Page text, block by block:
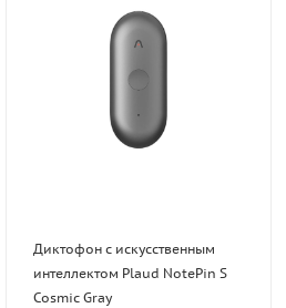
Диктофон с искусственным
интеллектом Plaud NotePin S
Cosmic Gray